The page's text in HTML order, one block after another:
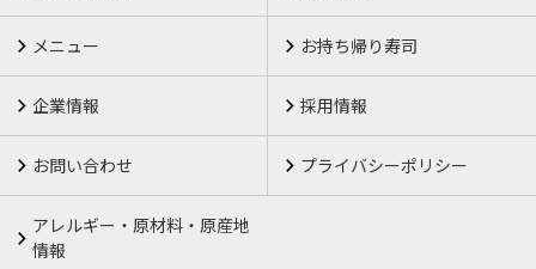
メニュー お持ち帰り寿司
企業情報 採用情報
お問い合わせ プライバシーポリシー
アレルギー・原材料・原産地
情報